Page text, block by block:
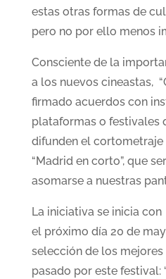
estas otras formas de
pero no por ello menos
Consciente de la
a los nuevos cineastas,
firmado acuerdos con
plataformas o festivales
difunden el cortometraje
“Madrid en corto”, que
asomarse a nuestras
La iniciativa se inicia con
el próximo día 20 de
selección de los
pasado por este festival: